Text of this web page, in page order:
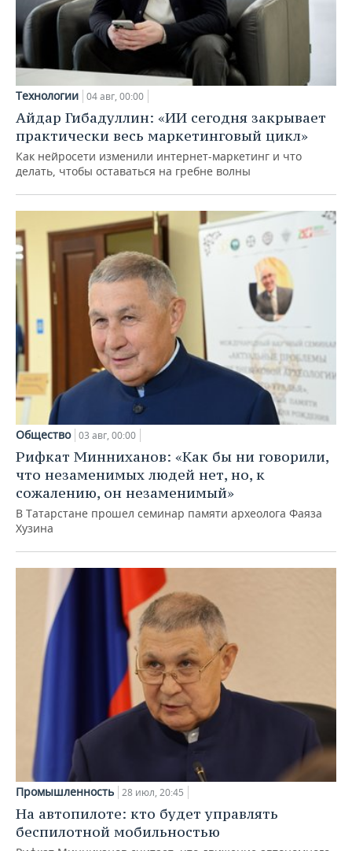
Технологии 04 авг, 00:00
Айдар Гибадуллин: «ИИ сегодня закрывает
практически весь маркетинговый цикл»
Как нейросети изменили интернет-маркетинг и что
делать, чтобы оставаться на гребне волны
Общество 03 авг, 00:00
Рифкат Минниханов: «Как бы ни говорили,
что незаменимых людей нет, но, к
сожалению, он незаменимый»
В Татарстане прошел семинар памяти археолога Фаяза
Хузина
Промышленность 28 июл, 20:45
На автопилоте: кто будет управлять
беспилотной мобильностью